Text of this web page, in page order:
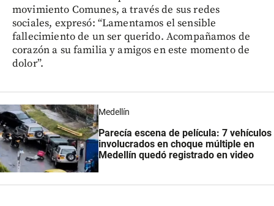
movimiento Comunes, a través de sus redes
sociales, expresó: “Lamentamos el sensible
fallecimiento de un ser querido. Acompañamos de
corazón a su familia y amigos en este momento de
dolor”.
Medellín
Parecía escena de película: 7 vehículos
involucrados en choque múltiple en
Medellín quedó registrado en video